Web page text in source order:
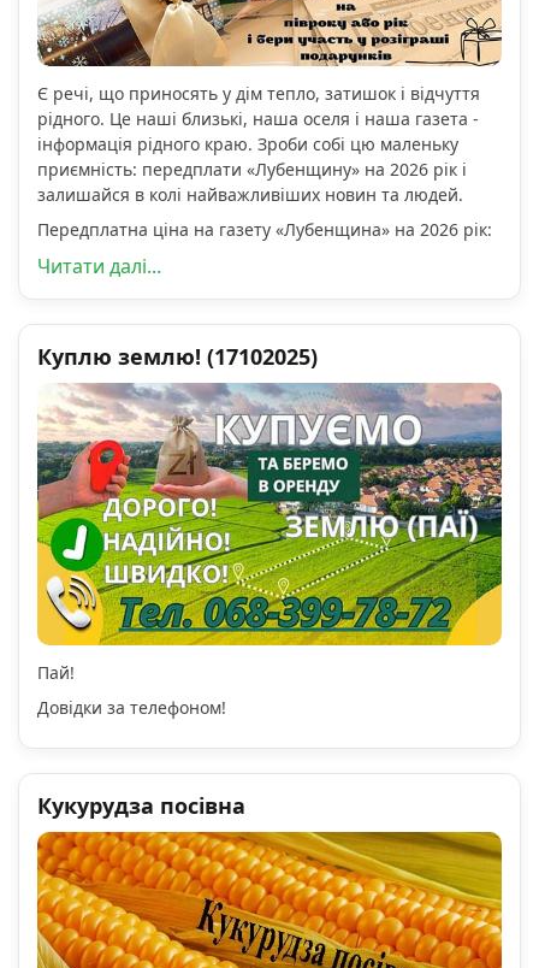
Є речі, що приносять у дім тепло, затишок і відчуття
рідного. Це наші близькі, наша оселя і наша газета -
інформація рідного краю. Зроби собі цю маленьку
приємність: передплати «Лубенщину» на 2026 рік і
залишайся в колі найважливіших новин та людей.
Передплатна ціна на газету «Лубенщина» на 2026 рік:
Читати далі...
Куплю землю! (17102025)
Пай!
Довідки за телефоном!
Кукурудза посівна